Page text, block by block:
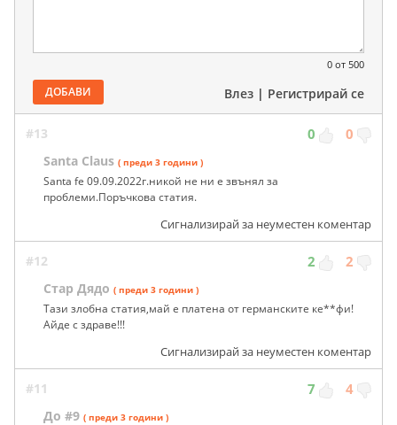
0 от 500
ДОБАВИ Влез | Регистрирай се
#13 0 0
Santa Claus ( преди 3 години )
Santa fe 09.09.2022г.никой не ни е звънял за
проблеми.Поръчкова статия.
Сигнализирай за неуместен коментар
#12 2 2
Стар Дядо ( преди 3 години )
Тази злобна статия,май е платена от германските ке**фи!
Айде с здраве!!!
Сигнализирай за неуместен коментар
#11 7 4
До #9 ( преди 3 години )